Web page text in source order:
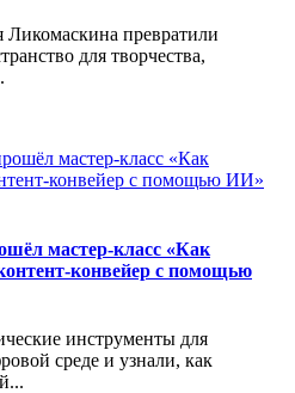
превратили
для творчества,
мастер-класс «Как
конвейер с помощью
инструменты для
среде и узнали, как